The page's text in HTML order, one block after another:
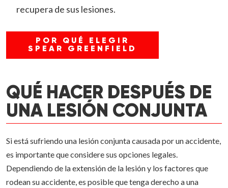
recupera de sus lesiones.
POR QUÉ ELEGIR
SPEAR GREENFIELD
QUÉ HACER DESPUÉS DE
UNA LESIÓN CONJUNTA
Si está sufriendo una lesión conjunta causada por un accidente,
es importante que considere sus opciones legales.
Dependiendo de la extensión de la lesión y los factores que
rodean su accidente, es posible que tenga derecho a una